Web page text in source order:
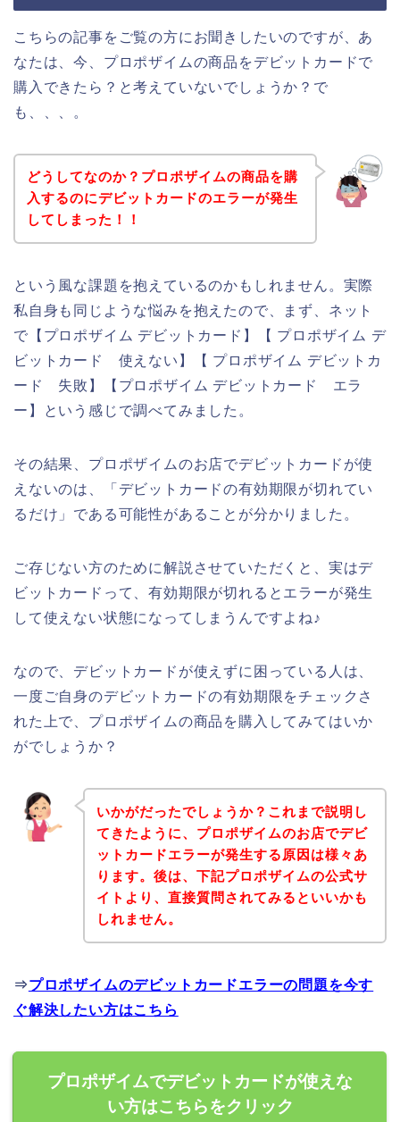
こちらの記事をご覧の方にお聞きしたいのですが、あ
なたは、今、プロポザイムの商品をデビットカードで
購入できたら？と考えていないでしょうか？で
も、、、。
どうしてなのか？プロポザイムの商品を購
入するのにデビットカードのエラーが発生
してしまった！！
という風な課題を抱えているのかもしれません。実際
私自身も同じような悩みを抱えたので、まず、ネット
で【プロポザイム デビットカード】【 プロポザイム デ
ビットカード 使えない】【 プロポザイム デビットカ
ード 失敗】【プロポザイム デビットカード エラ
ー】という感じで調べてみました。
その結果、プロポザイムのお店でデビットカードが使
えないのは、「デビットカードの有効期限が切れてい
るだけ」である可能性があることが分かりました。
ご存じない方のために解説させていただくと、実はデ
ビットカードって、有効期限が切れるとエラーが発生
して使えない状態になってしまうんですよね♪
なので、デビットカードが使えずに困っている人は、
一度ご自身のデビットカードの有効期限をチェックさ
れた上で、プロポザイムの商品を購入してみてはいか
がでしょうか？
いかがだったでしょうか？これまで説明し
てきたように、プロポザイムのお店でデビ
ットカードエラーが発生する原因は様々あ
ります。後は、下記プロポザイムの公式サ
イトより、直接質問されてみるといいかも
しれません。
⇒プロポザイムのデビットカードエラーの問題を今す
ぐ解決したい方はこちら
プロポザイムでデビットカードが使えな
い方はこちらをクリック